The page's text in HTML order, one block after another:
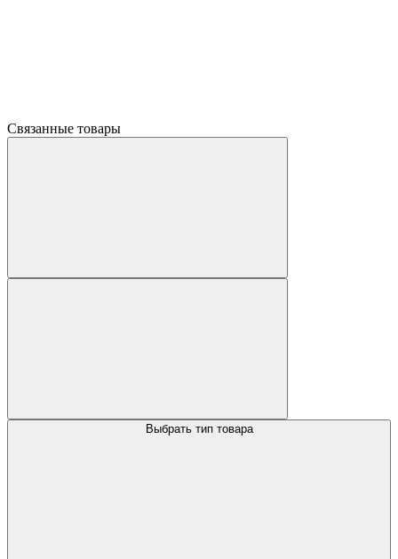
Связанные товары
Выбрать тип товара